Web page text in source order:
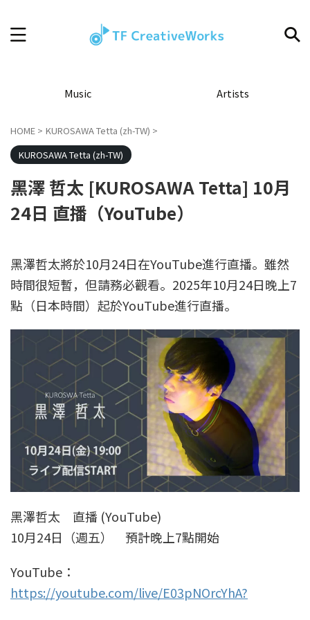
Music Artists
HOME > KUROSAWA Tetta (zh-TW) >
KUROSAWA Tetta (zh-TW)
黑澤 哲太 [KUROSAWA Tetta] 10月
24日 直播（YouTube）
黑澤哲太將於10月24日在YouTube進行直播。雖然
時間很短暫，但請務必觀看。2025年10月24日晚上7
點（日本時間）起於YouTube進行直播。
黑澤哲太 直播 (YouTube)
10月24日（週五） 預計晚上7點開始
YouTube：
https://youtube.com/live/E03pNOrcYhA?